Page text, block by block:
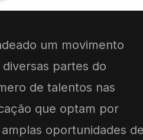
um movimento
partes do
de talentos nas
que optam por
oportunidades